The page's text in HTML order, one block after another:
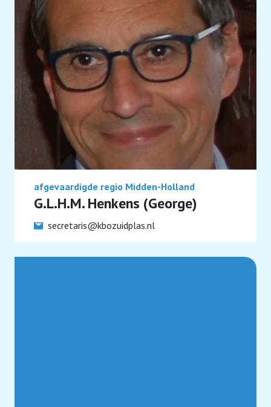
afgevaardigde regio Midden-Holland
G.L.H.M. Henkens (George)
secretaris@kbozuidplas.nl